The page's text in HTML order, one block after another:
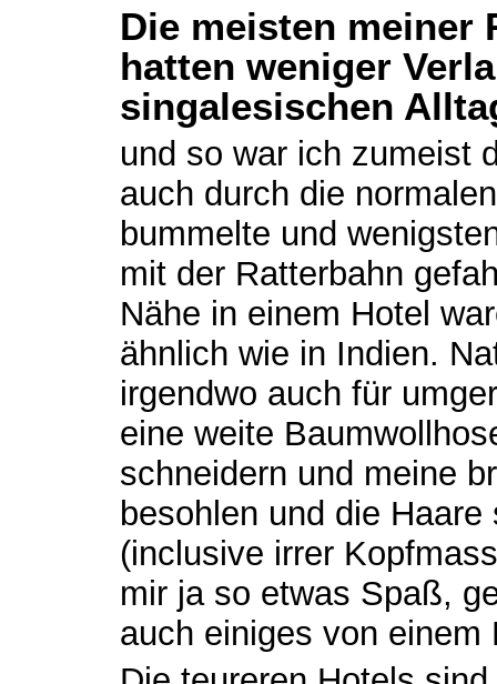
Die meisten meiner
hatten weniger
singalesischen
und so war ich zumeist
auch durch die
bummelte und
mit der Ratterbahn
Nähe in einem Hotel
ähnlich wie in Indien.
irgendwo auch für
eine weite
schneidern und meine
besohlen und die
(inclusive irrer
mir ja so etwas Spaß,
auch einiges von einem